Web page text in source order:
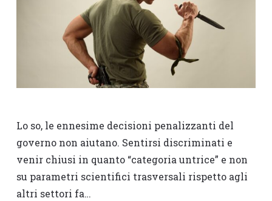
Lo so, le ennesime decisioni penalizzanti del
governo non aiutano. Sentirsi discriminati e
venir chiusi in quanto “categoria untrice” e non
su parametri scientifici trasversali rispetto agli
altri settori fa…